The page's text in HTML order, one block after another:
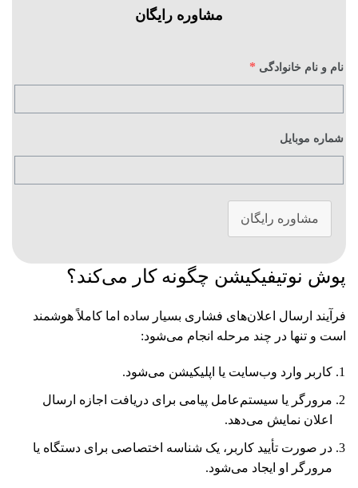
مشاوره رایگان
نام و نام خانوادگی *
شماره موبایل
مشاوره رایگان
پوش نوتیفیکیشن چگونه کار می‌کند؟
فرآیند ارسال اعلان‌های فشاری بسیار ساده اما کاملاً هوشمند
است و تنها در چند مرحله انجام می‌شود:
کاربر وارد وب‌سایت یا اپلیکیشن می‌شود.
مرورگر یا سیستم‌عامل پیامی برای دریافت اجازه ارسال
اعلان نمایش می‌دهد.
در صورت تأیید کاربر، یک شناسه اختصاصی برای دستگاه یا
مرورگر او ایجاد می‌شود.